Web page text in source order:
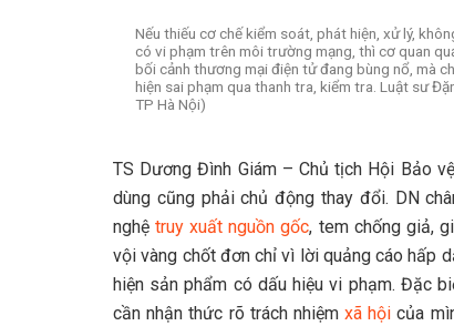
Nếu thiếu cơ chế kiểm soát, phát hiện, xử lý,
có vi phạm trên môi trường mạng, thì cơ quan
bối cảnh thương mại điện tử đang bùng nổ, mà
hiện sai phạm qua thanh tra, kiểm tra. Luật sư
TP Hà Nội)
TS Dương Đình Giám – Chủ tịch Hội Bảo
dùng cũng phải chủ động thay đổi. DN
nghệtruy xuất nguồn gốc, tem chống giả,
vội vàng chốt đơn chỉ vì lời quảng cáo hấp
hiện sản phẩm có dấu hiệu vi phạm. Đặc
cần nhận thức rõ trách nhiệmxã hội của